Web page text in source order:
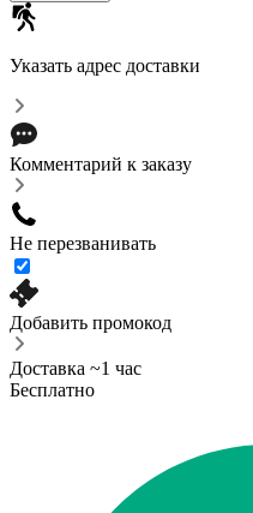
Указать адрес доставки
Комментарий к заказу
Не перезванивать
Добавить промокод
Доставка ~1 час
Бесплатно